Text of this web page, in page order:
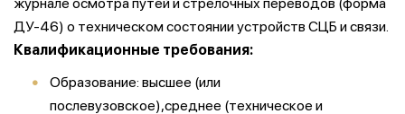
ДУ-46) о техническом состоянии устройств СЦБ и связи.
Квалификационные требования:
Образование: высшее (или
послевузовское),среднее (техническое и